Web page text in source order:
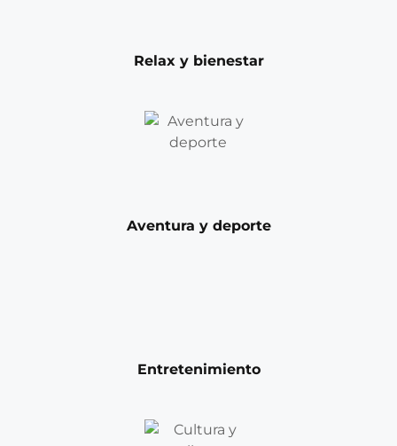
Relax y bienestar
Aventura y deporte
Entretenimiento